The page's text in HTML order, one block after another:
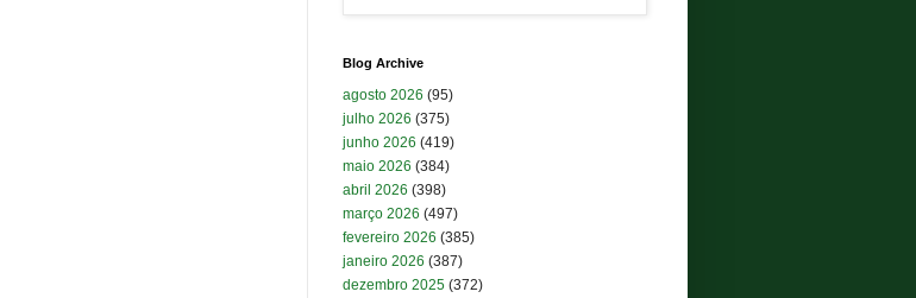
Blog Archive
agosto 2026 (95)
julho 2026 (375)
junho 2026 (419)
maio 2026 (384)
abril 2026 (398)
março 2026 (497)
fevereiro 2026 (385)
janeiro 2026 (387)
dezembro 2025 (372)